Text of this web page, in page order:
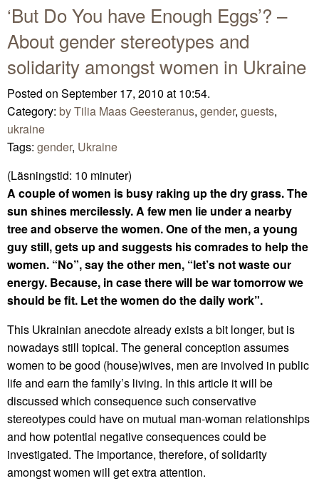
‘But Do You have Enough Eggs’? –
About gender stereotypes and
solidarity amongst women in Ukraine
Posted on September 17, 2010 at 10:54.
Category: by Tilia Maas Geesteranus, gender, guests,
ukraine
Tags: gender, Ukraine
(Läsningstid: 10 minuter)
A couple of women is busy raking up the dry grass. The
sun shines mercilessly. A few men lie under a nearby
tree and observe the women. One of the men, a young
guy still, gets up and suggests his comrades to help the
women. “No”, say the other men, “let’s not waste our
energy. Because, in case there will be war tomorrow we
should be fit. Let the women do the daily work”.
This Ukrainian anecdote already exists a bit longer, but is
nowadays still topical. The general conception assumes
women to be good (house)wives, men are involved in public
life and earn the family’s living. In this article it will be
discussed which consequence such conservative
stereotypes could have on mutual man-woman relationships
and how potential negative consequences could be
investigated. The importance, therefore, of solidarity
amongst women will get extra attention.